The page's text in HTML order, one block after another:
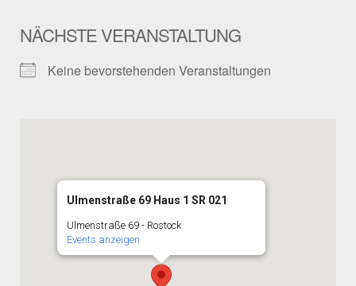
NÄCHSTE VERANSTALTUNG
Keine bevorstehenden Veranstaltungen
Ulmenstraße 69 Haus 1 SR 021
Ulmenstraße 69 - Rostock
Events anzeigen